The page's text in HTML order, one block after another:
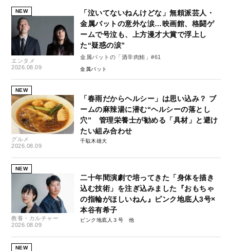
NEW
エンタメ
2026.08.09
「泣いてないねんけどな」無頼派芸人・
金属バットの意外な涙…映画館、格闘ゲ
ームで号泣も、上方漫才大賞で浮上し
た“疑惑の涙”
金属バットの「酒辛肉鮪」#61
金属バット
NEW
グルメ
2026.08.09
「春雨だからヘルシー」は思い込み？ ブ
ームの麻辣湯に潜む“ヘルシーの落とし
穴” 管理栄養士が勧める「具材」と避け
たい組み合わせ
千駄木雄大
NEW
教養・カルチャー
2026.08.09
二十年間演劇で培ってきた「身体を描き
込む技術」を注ぎ込みました『おもちゃ
の指輪がほしいねん』ピンク地底人3号×
本谷有希子
ピンク地底人３号
NEW